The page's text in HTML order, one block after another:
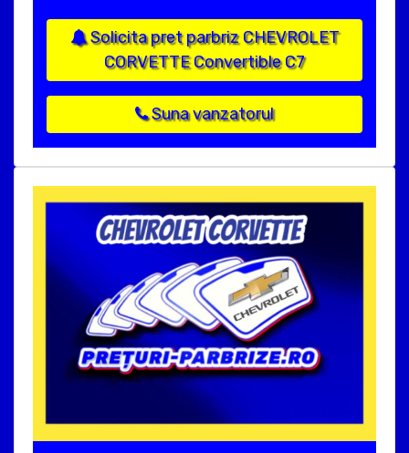
Solicita pret parbriz CHEVROLET
CORVETTE Convertible C7
Suna vanzatorul